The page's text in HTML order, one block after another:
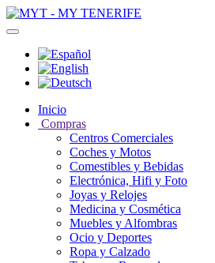
Inicio
Compras
Centros Comerciales
Coches y Motos
Comestibles y Bebidas
Electrónica, Hifi y Foto
Joyas y Relojes
Medicina y Cosmética
Muebles y Alfombras
Ocio y Deportes
Ropa y Calzado